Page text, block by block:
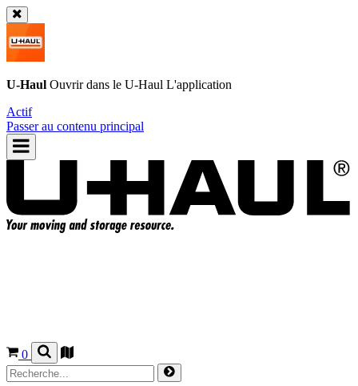
U-Haul Ouvrir dans le U-Haul L'application
Actif
Passer au contenu principal
0